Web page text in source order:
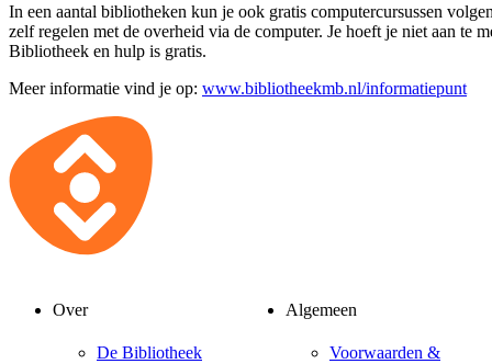
In een aantal bibliotheken kun je ook gratis computercursussen
zelf regelen met de overheid via de computer. Je hoeft je niet aan te
Bibliotheek en hulp is gratis.
Meer informatie vind je op: www.bibliotheekmb.nl/informatiepunt
Over
De Bibliotheek
Algemeen
Voorwaarden &